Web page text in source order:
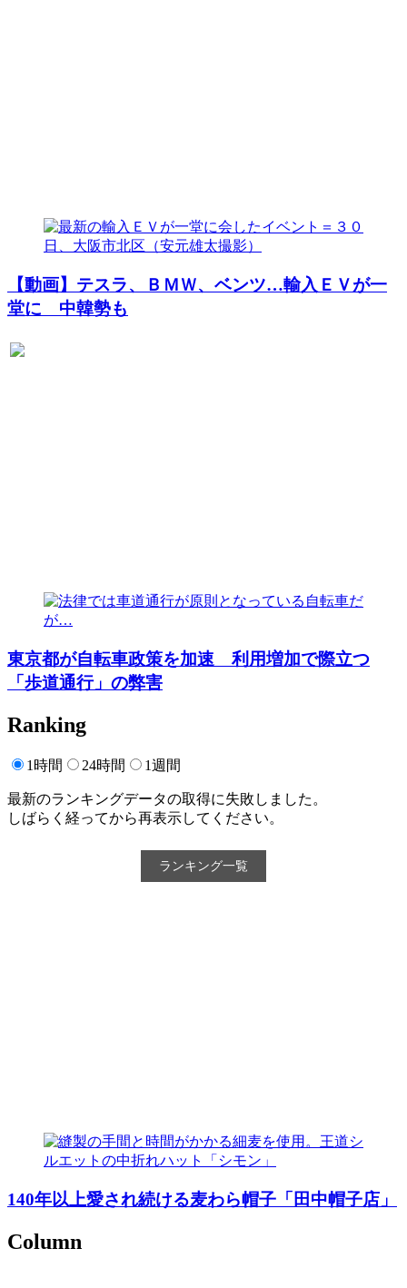
【動画】テスラ、ＢＭＷ、ベンツ…輸入ＥＶが一
堂に 中韓勢も
東京都が自転車政策を加速 利用増加で際立つ
「歩道通行」の弊害
Ranking
1時間 24時間 1週間
最新のランキングデータの取得に失敗しました。
しばらく経ってから再表示してください。
ランキング一覧
140年以上愛され続ける麦わら帽子「田中帽子店」
Column